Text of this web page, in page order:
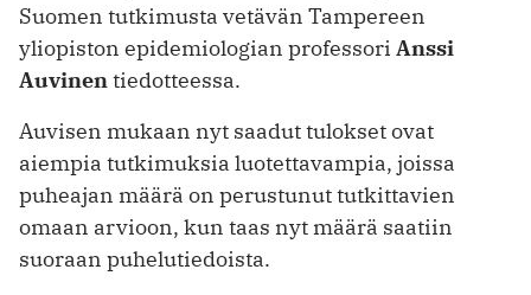
Suomen tutkimusta vetävän Tampereen
yliopiston epidemiologian professori Anssi
Auvinentiedotteessa.
Auvisen mukaan nyt saadut tulokset ovat
aiempia tutkimuksia luotettavampia, joissa
puheajan määrä on perustunut tutkittavien
omaan arvioon, kun taas nyt määrä saatiin
suoraan puhelutiedoista.